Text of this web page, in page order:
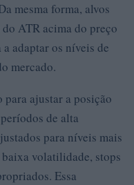
mesma forma, alvos
ATR acima do preço
adaptar os níveis de
mercado.
para ajustar a posição
de alta
para níveis mais
volatilidade, stops
Essa